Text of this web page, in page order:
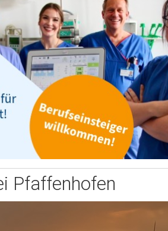
Pfaffenhofen